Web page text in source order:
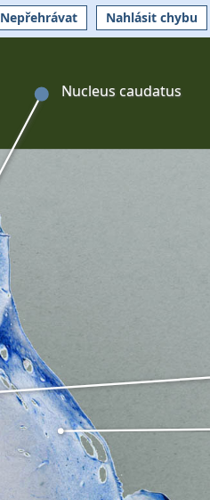
Nahlásit chybu
Nepřehrávat
Nucleus caudatus